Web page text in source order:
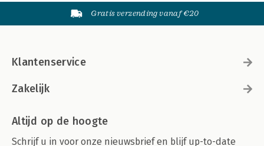
Gratis verzending vanaf €20
Klantenservice
Zakelijk
Altijd op de hoogte
Schrijf u in voor onze nieuwsbrief en blijf up-to-date